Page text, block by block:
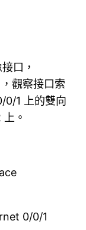
口，
觀察接口索
0/1 上的雙向
。
0/0/1